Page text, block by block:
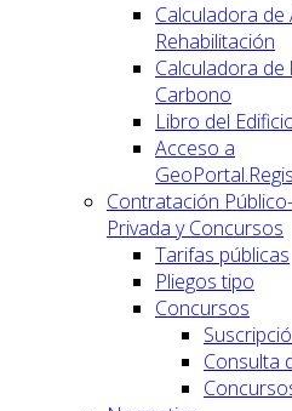
Calculadora de
Rehabilitación
Calculadora de
Carbono
Libro del
Acceso a
Contratación Público-
Privada y Concursos
Tarifas públicas
Pliegos tipo
Concursos
Consulta